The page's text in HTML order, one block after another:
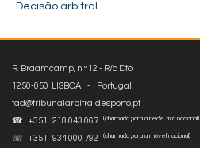
Decisão arbitral
R. Braamcamp, n.º 12 - R/c Dto.
1250-050 LISBOA - Portugal
tad@tribunalarbitraldesporto.pt
☎ +351 218 043 067
(chamada para a rede fixa nacional)
☏ +351 934 000 792 (chamada para a móvel nacional)